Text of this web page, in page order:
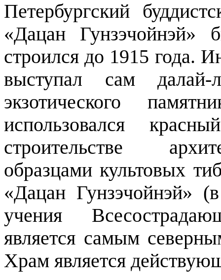
Петербургский
«Дацан
строился до 1915 года.
выступал сам
экзотического
использовался
строительстве
образцами культовых
«Дацан Гунзэчойнэй»
учения
является самым
Храм является